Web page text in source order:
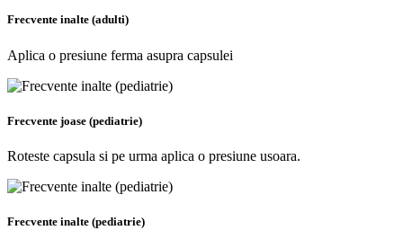
Frecvente inalte (adulti)
Aplica o presiune ferma asupra capsulei
Frecvente joase (pediatrie)
Roteste capsula si pe urma aplica o presiune usoara.
Frecvente inalte (pediatrie)